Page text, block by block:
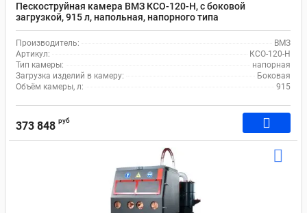
Пескоструйная камера ВМЗ КСО-120-Н, с боковой
загрузкой, 915 л, напольная, напорного типа
Производитель:
ВМЗ
Артикул:
КСО-120-Н
Тип камеры:
напорная
Загрузка изделий в камеру:
Боковая
Объём камеры, л:
915
373 848 руб